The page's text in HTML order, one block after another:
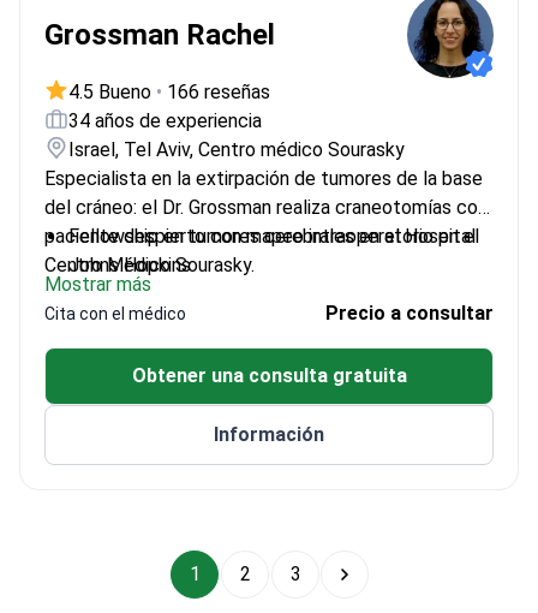
Grossman Rachel
4.5 Bueno • 166 reseñas
34 años de experiencia
Israel, Tel Aviv, Centro médico Sourasky
Especialista en la extirpación de tumores de la base
del cráneo: el Dr. Grossman realiza craneotomías con
paciente despierto con mapeo intraoperatorio en el
Centro Médico Sourasky.
Fellowship en tumores cerebrales en el Hospital
Johns Hopkins
Miembro de la Sección de Tumores de la EANS y
la WFNS
Galardonado con premios internacionales de
investigación por tratamientos de tumores
cerebrales
Realiza resecciones transnasales y
procedimientos complejos de la base del cráneo
Mostrar más
Cita con el médico Precio a consultar
Obtener una consulta gratuita
Información
1 2 3